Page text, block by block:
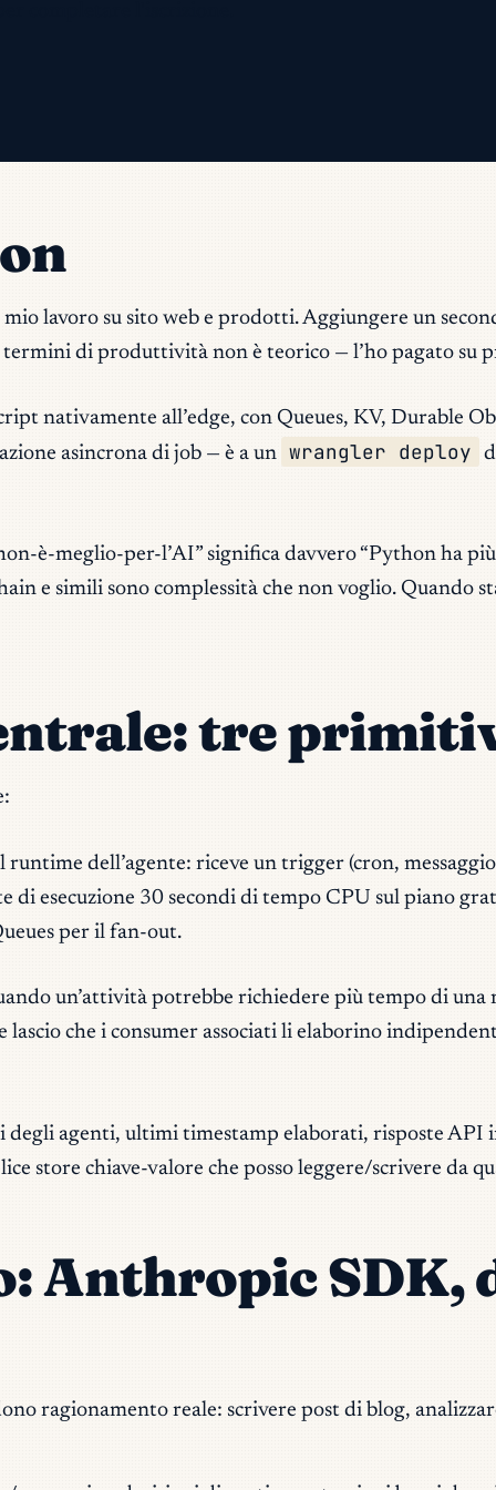
lavoro su sito web e prodotti. Aggiungere un
di produttività non è teorico — l’ho pagato su
nativamente all’edge, con Queues, KV, Durable
asincrona di job — è a un wrangler deploy
è-meglio-per-l’AI” significa davvero “Python ha
e simili sono complessità che non voglio. Quando
tre
dell’agente: riceve un trigger (cron,
esecuzione 30 secondi di tempo CPU sul piano
per il fan-out.
un’attività potrebbe richiedere più tempo di
lascio che i consumer associati li elaborino
agenti, ultimi timestamp elaborati, risposte API
store chiave-valore che posso leggere/scrivere da
Anthropic SDK,
ragionamento reale: scrivere post di blog,